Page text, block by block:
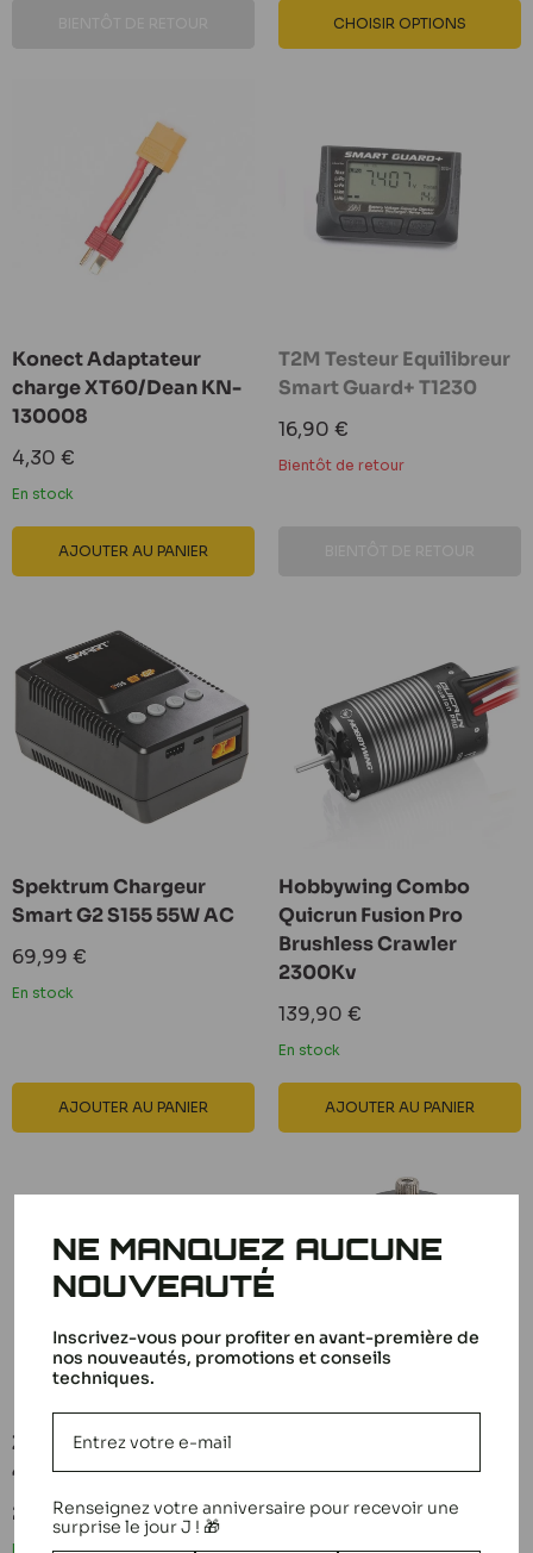
CHOISIR OPTIONS
Konect Adaptateur
charge XT60/Dean KN-
130008
Prix
réduit
4,30 €
En stock
AJOUTER AU PANIER
T2M Testeur Equilibreur
Smart Guard+ T1230
Prix
réduit
16,90 €
Bientôt de retour
Spektrum Chargeur
Smart G2 S155 55W AC
Prix
réduit
69,99 €
En stock
AJOUTER AU PANIER
Hobbywing Combo
Quicrun Fusion Pro
Brushless Crawler
2300Kv
Prix
réduit
139,90 €
En stock
AJOUTER AU PANIER
Zeen Accu lipo 2S 7.4v
4200mah 50C Dean
Prix
réduit
25,90 €
En stock
Digital KN-1813LVMG
Prix
22,50 €
Bientôt de retour
NE MANQUEZ AUCUNE
NOUVEAUTÉ
Inscrivez-vous pour profiter en avant-première de
nos nouveautés, promotions et conseils
techniques.
Renseignez votre anniversaire pour recevoir une
surprise le jour J ! 🎁